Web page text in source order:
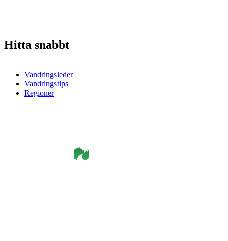
Hitta snabbt
Vandringsleder
Vandringstips
Regioner